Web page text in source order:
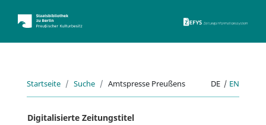
Startseite Suche Amtspresse Preußens DE | EN
Digitalisierte Zeitungstitel